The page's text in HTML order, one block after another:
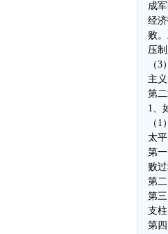
成
经
败
压
（
主
第
1、
（
太
第
败过
第
第
支柱
第